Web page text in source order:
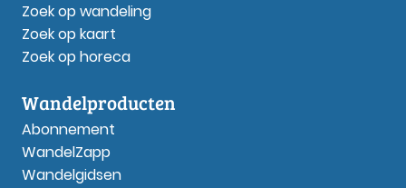
Zoek op wandeling
Zoek op kaart
Zoek op horeca
Wandelproducten
Abonnement
WandelZapp
Wandelgidsen